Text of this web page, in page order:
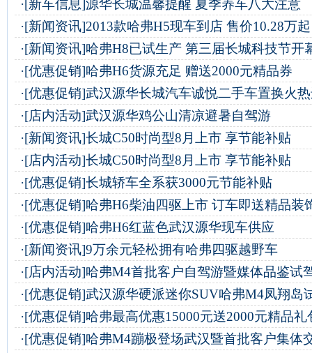
·[新车信息]源华长城温馨提醒 夏季养车八大注意
·[新闻资讯]2013款哈弗H5现车到店 售价10.28万起
·[新闻资讯]哈弗H8已试生产 第三届长城科技节开
·[优惠促销]哈弗H6货源充足 赠送2000元精品券
·[优惠促销]武汉源华长城汽车诚悦二手车置换火
·[店内活动]武汉源华鸡公山清凉避暑自驾游
·[新闻资讯]长城C50时尚型8月上市 享节能补贴
·[店内活动]长城C50时尚型8月上市 享节能补贴
·[优惠促销]长城轿车全系获3000元节能补贴
·[优惠促销]哈弗H6柴油四驱上市 订车即送精品装
·[优惠促销]哈弗H6红蓝色武汉源华现车供应
·[新闻资讯]9万余元轻松拥有哈弗四驱越野车
·[店内活动]哈弗M4首批客户自驾游暨媒体品鉴试
·[优惠促销]武汉源华硬派迷你SUV哈弗M4凤翔岛
·[优惠促销]哈弗最高优惠15000元送2000元精品礼
·[优惠促销]哈弗M4蹦极登场武汉暨首批客户集体